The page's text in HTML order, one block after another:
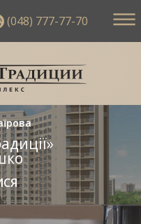
(048) 777-77-70